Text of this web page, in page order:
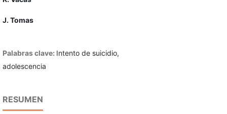
J. Tomas
Palabras clave: Intento de suicidio,
adolescencia
RESUMEN